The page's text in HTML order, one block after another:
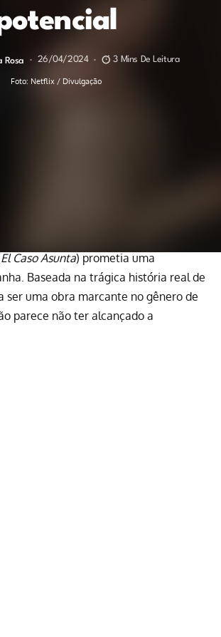
Rosa 26/04/2024 3 Mins De Leitura
Foto: Netflix / Divulgação
El Caso Asunta) prometia uma
Baseada na trágica história real de
ser uma obra marcante no gênero de
parece não ter alcançado a